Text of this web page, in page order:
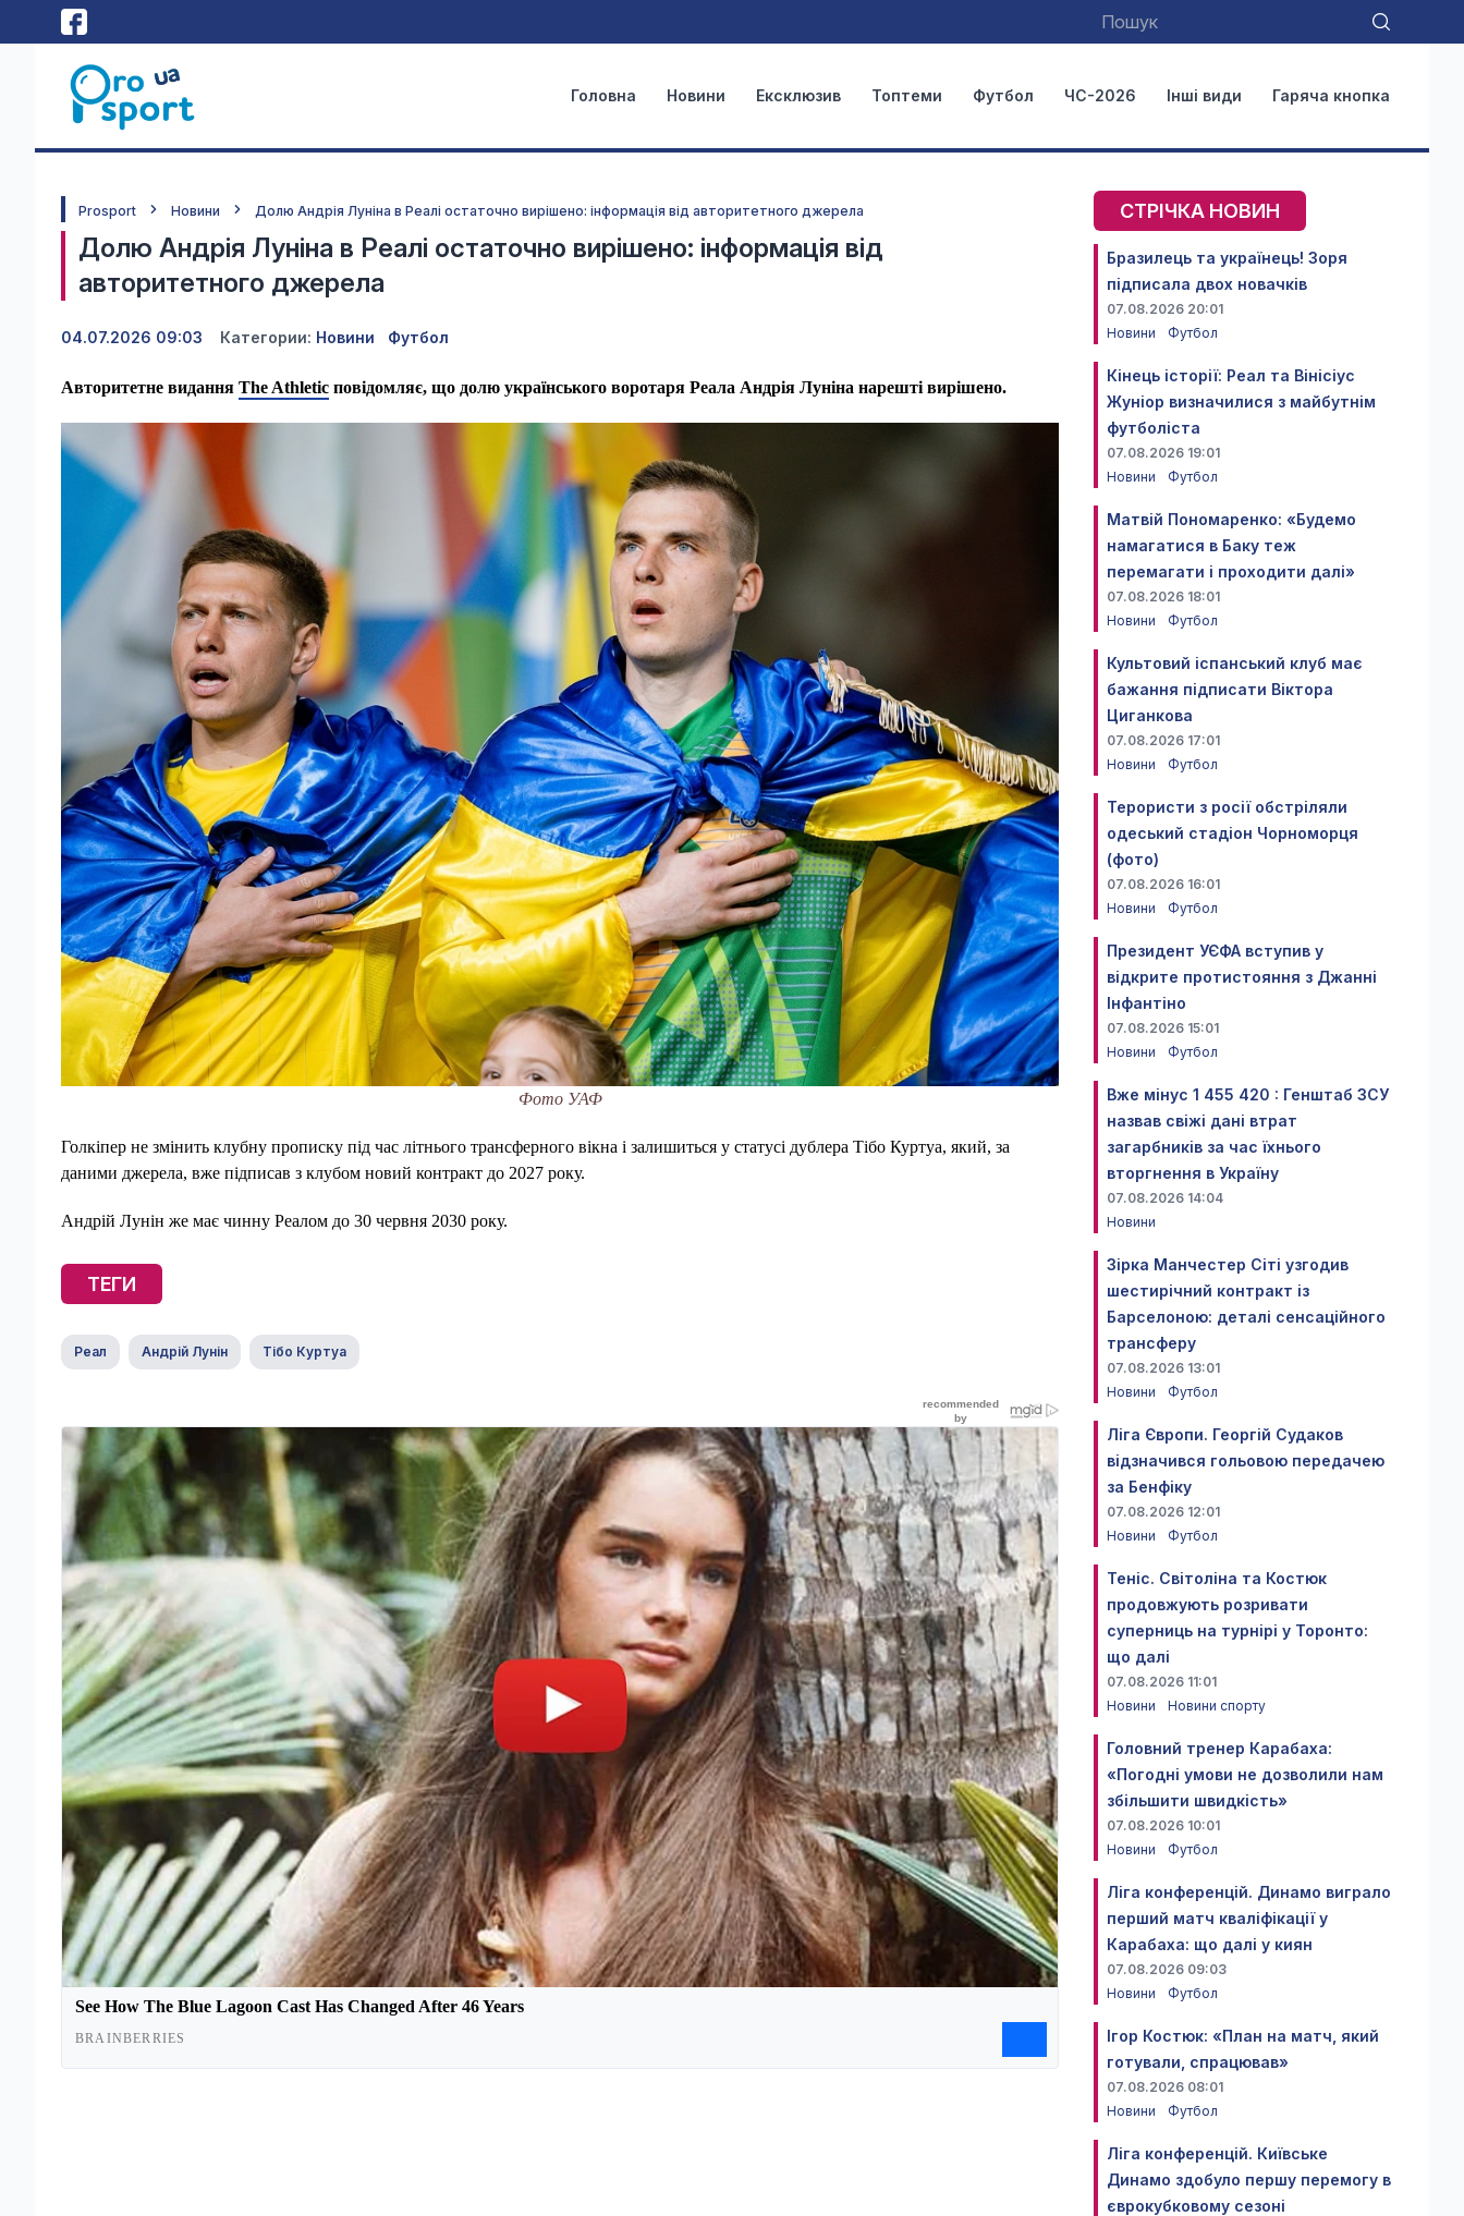
Головна Новини Ексклюзив Топтеми Футбол ЧС-2026 Інші види Гаряча кнопка
Prosport Новини Долю Андрія Луніна в Реалі остаточно вирішено: інформація від авторитетного джерела
Долю Андрія Луніна в Реалі остаточно вирішено: інформація від
авторитетного джерела
04.07.2026 09:03 Категории: Новини Футбол
Авторитетне видання The Athletic повідомляє, що долю українського воротаря Реала Андрія Луніна нарешті вирішено.
Фото УАФ
Голкіпер не змінить клубну прописку під час літнього трансферного вікна і залишиться у статусі дублера Тібо Куртуа, який, за
даними джерела, вже підписав з клубом новий контракт до 2027 року.
Андрій Лунін же має чинну Реалом до 30 червня 2030 року.
ТЕГИ
Реал Андрій Лунін Тібо Куртуа
СТРІЧКА НОВИН
Бразилець та українець! Зоря
підписала двох новачків
07.08.2026 20:01
Новини
Футбол
Кінець історії: Реал та Вінісіус
Жуніор визначилися з майбутнім
футболіста
07.08.2026 19:01
Новини
Футбол
Матвій Пономаренко: «Будемо
намагатися в Баку теж
перемагати і проходити далі»
07.08.2026 18:01
Новини
Футбол
Культовий іспанський клуб має
бажання підписати Віктора
Циганкова
07.08.2026 17:01
Новини
Футбол
Терористи з росії обстріляли
одеський стадіон Чорноморця
(фото)
07.08.2026 16:01
Новини
Футбол
Президент УЄФА вступив у
відкрите протистояння з Джанні
Інфантіно
07.08.2026 15:01
Новини
Футбол
Вже мінус 1 455 420 : Генштаб ЗСУ
назвав свіжі дані втрат
загарбників за час їхнього
вторгнення в Україну
07.08.2026 14:04
Новини
Зірка Манчестер Сіті узгодив
шестирічний контракт із
Барселоною: деталі сенсаційного
трансферу
07.08.2026 13:01
Новини
Футбол
Ліга Європи. Георгій Судаков
відзначився гольовою передачею
за Бенфіку
07.08.2026 12:01
Новини
Футбол
Теніс. Світоліна та Костюк
продовжують розривати
суперниць на турнірі у Торонто:
що далі
07.08.2026 11:01
Новини
Новини спорту
Головний тренер Карабаха:
«Погодні умови не дозволили нам
збільшити швидкість»
07.08.2026 10:01
Новини
Футбол
Ліга конференцій. Динамо виграло
перший матч кваліфікації у
Карабаха: що далі у киян
07.08.2026 09:03
Новини
Футбол
Ігор Костюк: «План на матч, який
готували, спрацював»
07.08.2026 08:01
Новини
Футбол
Ліга конференцій. Київське
Динамо здобуло першу перемогу в
єврокубковому сезоні